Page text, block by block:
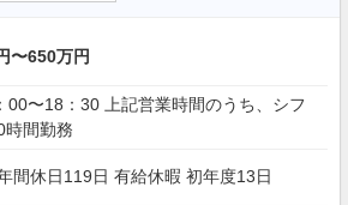
〜650万円
記営業時間のうち、シフ
時間勤務
間休日119日 有給休暇 初年度13日